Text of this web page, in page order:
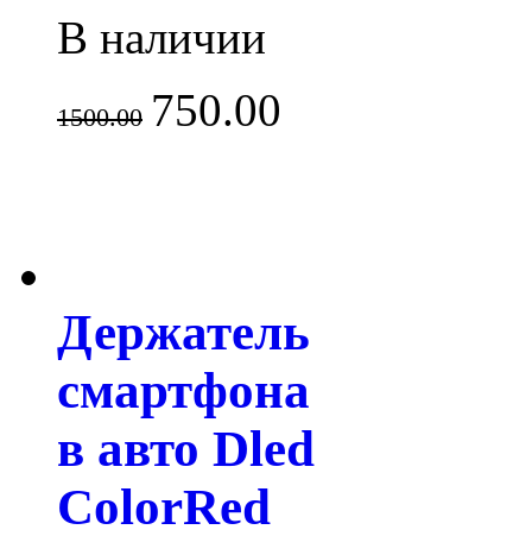
В наличии
1500.00 750.00
Держатель
смартфона
в авто Dled
ColorRed